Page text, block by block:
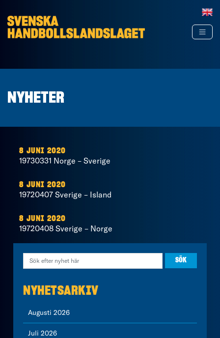
NYHETER
8 JUNI 2020
19730331 Norge – Sverige
8 JUNI 2020
19720407 Sverige – Island
8 JUNI 2020
19720408 Sverige – Norge
NYHETSARKIV
Augusti 2026
Juli 2026